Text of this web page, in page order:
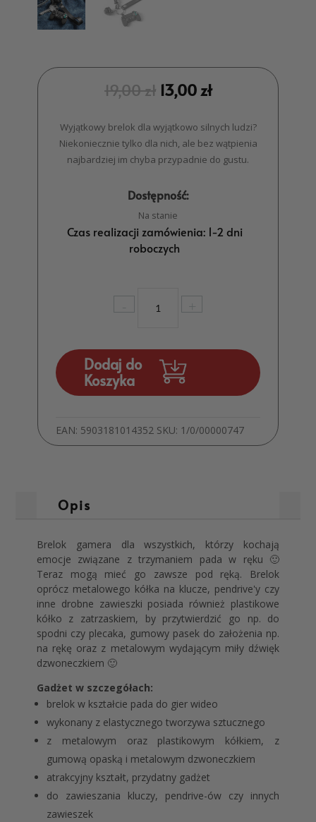
19,00zł 13,00zł
Wyjątkowy brelok dla wyjątkowo silnych ludzi?
Niekoniecznie tylko dla nich, ale bez wątpienia
najbardziej im chyba przypadnie do gustu.
Dostępność:
Na stanie
Czas realizacji zamówienia: 1-2 dni
roboczych
-
Brelok
dzwonkiem
czarny
+
Dodaj do
Koszyka
EAN: 5903181014352 SKU: 1/0/00000747
Opis
Brelok gamera dla wszystkich, którzy kochają
emocje związane z trzymaniem pada w ręku 🙂
Teraz mogą mieć go zawsze pod ręką. Brelok
oprócz metalowego kółka na klucze, pendrive'y czy
inne drobne zawieszki posiada również plastikowe
kółko z zatrzaskiem, by przytwierdzić go np. do
spodni czy plecaka, gumowy pasek do założenia np.
na rękę oraz z metalowym wydającym miły dźwięk
dzwoneczkiem 🙂
Gadżet w szczegółach:
brelok w kształcie pada do gier wideo
wykonany z elastycznego tworzywa sztucznego
z metalowym oraz plastikowym kółkiem, z
gumową opaską i metalowym dzwoneczkiem
atrakcyjny kształt, przydatny gadżet
do zawieszania kluczy, pendrive-ów czy innych
zawieszek